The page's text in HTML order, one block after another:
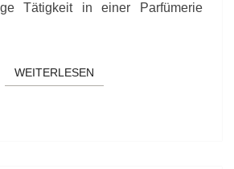
Tätigkeit in einer Parfümerie
WEITERLESENWEITERLESEN